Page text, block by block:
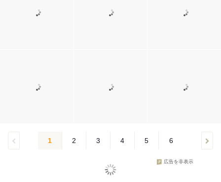
1 2 3 4 5 6
広告を非表示